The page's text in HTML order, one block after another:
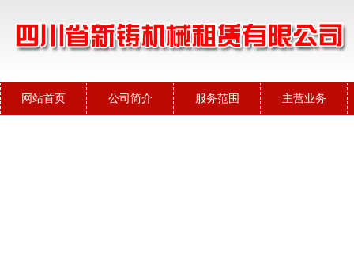
网站首页 公司简介 服务范围 主营业务